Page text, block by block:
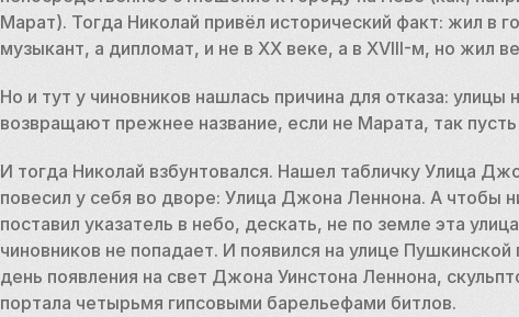
Марат). Тогда Николай привёл исторический факт: жил в
музыкант, а дипломат, и не в XX веке, а в XVIII-м, но жил
Но и тут у чиновников нашлась причина для отказа:
возвращают прежнее название, если не Марата, так
И тогда Николай взбунтовался. Нашел табличку Улица
повесил у себя во дворе: Улица Джона Леннона. А чтобы
поставил указатель в небо, дескать, не по земле эта
чиновников не попадает. И появился на улице
день появления на свет Джона Уинстона Леннона,
портала четырьмя гипсовыми барельефами битлов.